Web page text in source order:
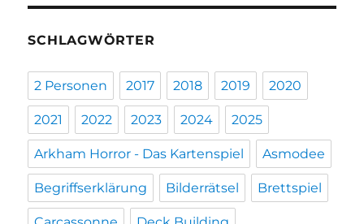
SCHLAGWÖRTER
2 Personen 2017 2018 2019 2020
2021 2022 2023 2024 2025
Arkham Horror - Das Kartenspiel Asmodee
Begriffserklärung Bilderrätsel Brettspiel